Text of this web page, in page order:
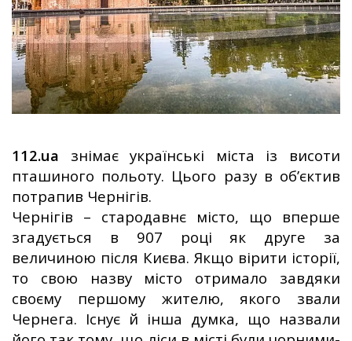
112.ua знімає українські міста із висоти
пташиного польоту. Цього разу в об’єктив
потрапив Чернігів.
Чернігів – стародавнє місто, що вперше
згадується в 907 році як друге за
величиною після Києва. Якщо вірити історії,
то свою назву місто отримало завдяки
своєму першому жителю, якого звали
Чернега. Існує й інша думка, що назвали